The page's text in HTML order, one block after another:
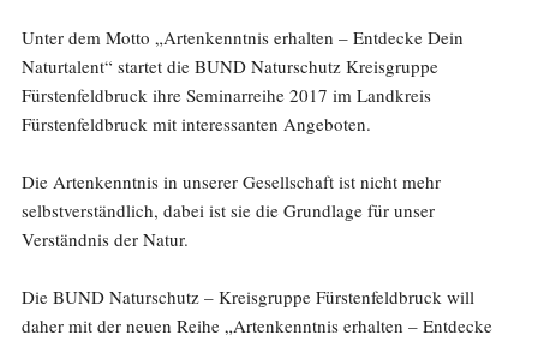
Unter dem Motto „Artenkenntnis erhalten – Entdecke Dein
Naturtalent“ startet die BUND Naturschutz Kreisgruppe
Fürstenfeldbruck ihre Seminarreihe 2017 im Landkreis
Fürstenfeldbruck mit interessanten Angeboten.
Die Artenkenntnis in unserer Gesellschaft ist nicht mehr
selbstverständlich, dabei ist sie die Grundlage für unser
Verständnis der Natur.
Die BUND Naturschutz – Kreisgruppe Fürstenfeldbruck will
daher mit der neuen Reihe „Artenkenntnis erhalten – Entdecke